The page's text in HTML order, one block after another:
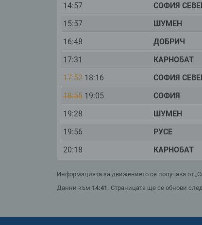
14:57 СОФИЯ
15:57
ШУМЕН
16:48
ДОБРИЧ
17:31
КАРНОБАТ
17:52 18:16 СОФИЯ
18:55 19:05 СОФИЯ
19:28 ШУМЕН
19:56
РУСЕ
20:18
КАРНОБАТ
Информацията за движението се получава от
Данни към 14:41 Страницата ще се обнови след